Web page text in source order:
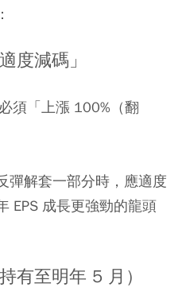
度減碼」
須「上漲 100%（翻
彈解套一部分時，應適度
EPS 成長更強勁的龍頭
有至明年 5 月）